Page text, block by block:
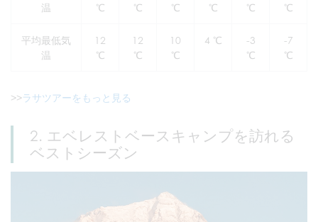
温
℃
℃
℃
℃
℃
℃
平均最低気
温
12
℃
12
℃
10
℃
4 ℃
-3
℃
-7
℃
>>ラサツアーをもっと見る
2. エベレストベースキャンプを訪れる
ベストシーズン